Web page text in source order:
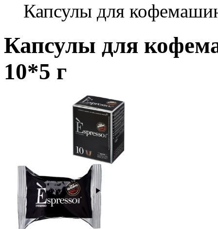
Капсулы для
Капсулы для
10*5 г